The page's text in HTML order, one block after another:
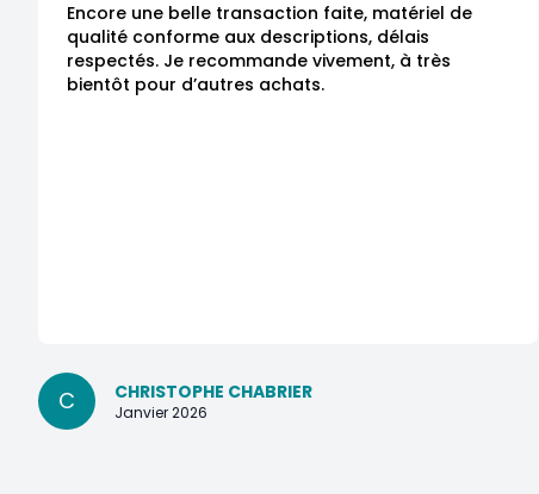
Encore une belle transaction faite, matériel de
qualité conforme aux descriptions, délais
respectés. Je recommande vivement, à très
bientôt pour d’autres achats.
C CHRISTOPHE CHABRIER
Janvier 2026